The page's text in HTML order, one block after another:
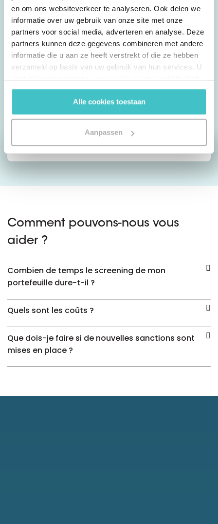
en om ons websiteverkeer te analyseren. Ook delen we
informatie over uw gebruik van onze site met onze
partners voor social media, adverteren en analyse. Deze
partners kunnen deze gegevens combineren met andere
informatie die u aan ze heeft verstrekt of die ze hebben
verzameld op basis van uw gebruik van hun services. U
gebruiken.
Alle cookies toestaan
Aanpassen
possibilités qui s’offrent à vous selon votre
situation.
Recevez une réponse rapide sur les
Gratuit et sans engagement. Sans obligation.
Comment pouvons-nous vous
aider ?
Combien de temps le screening de mon
portefeuille dure-t-il ?
Quels sont les coûts ?
Que dois-je faire si de nouvelles sanctions sont
mises en place ?